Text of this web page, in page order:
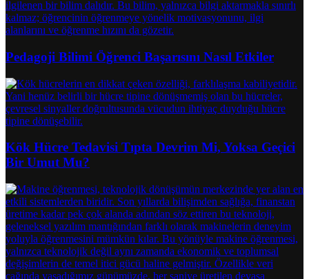
Pedagoji Bilimi Öğrenci Başarısını Nasıl Etkiler
Kök Hücre Tedavisi Tıpta Devrim Mi, Yoksa Geçici
Bir Umut Mu?